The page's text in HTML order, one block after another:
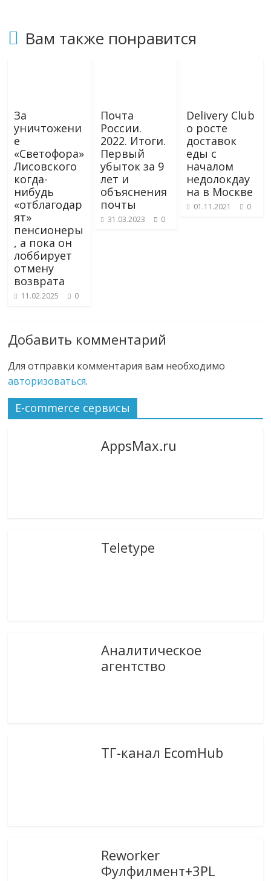
Вам также понравится
За
уничтожени
е
«Светофора»
Лисовского
когда-
нибудь
«отблагодар
ят»
пенсионеры
, а пока он
лоббирует
отмену
возврата
11.02.2025 0
Почта
России.
2022. Итоги.
Первый
убыток за 9
лет и
объяснения
почты
31.03.2023 0
Delivery Club
о росте
доставок
еды с
началом
недолокдау
на в Москве
01.11.2021 0
Добавить комментарий
Для отправки комментария вам необходимо
авторизоваться.
E-commerce сервисы
AppsMax.ru
Teletype
Аналитическое
агентство
ТГ-канал EcomHub
Reworker
Фулфилмент+3PL